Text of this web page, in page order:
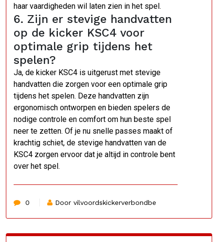
haar vaardigheden wil laten zien in het spel.
6. Zijn er stevige handvatten
op de kicker KSC4 voor
optimale grip tijdens het
spelen?
Ja, de kicker KSC4 is uitgerust met stevige
handvatten die zorgen voor een optimale grip
tijdens het spelen. Deze handvatten zijn
ergonomisch ontworpen en bieden spelers de
nodige controle en comfort om hun beste spel
neer te zetten. Of je nu snelle passes maakt of
krachtig schiet, de stevige handvatten van de
KSC4 zorgen ervoor dat je altijd in controle bent
over het spel.
0 Door vilvoordskickerverbondbe